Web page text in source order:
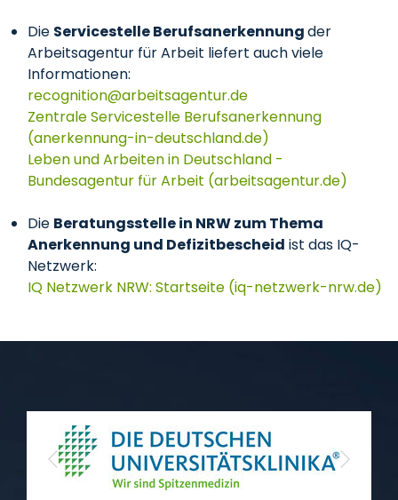
Die Servicestelle Berufsanerkennungder
Arbeitsagentur für Arbeit liefert auch viele
Informationen:
recognition
arbeitsagenturde
Zentrale Servicestelle Berufsanerkennung
(anerkennung-in-deutschland.de)
Leben und Arbeiten in Deutschland -
Bundesagentur für Arbeit (arbeitsagentur.de)
Die Beratungsstelle in NRW zum Thema
Anerkennung und Defizitbescheid ist das IQ-
Netzwerk:
IQ Netzwerk NRW: Startseite (iq-netzwerk-nrw.de)
Previous Next